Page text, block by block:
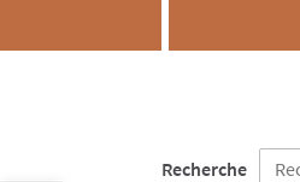
Recherche